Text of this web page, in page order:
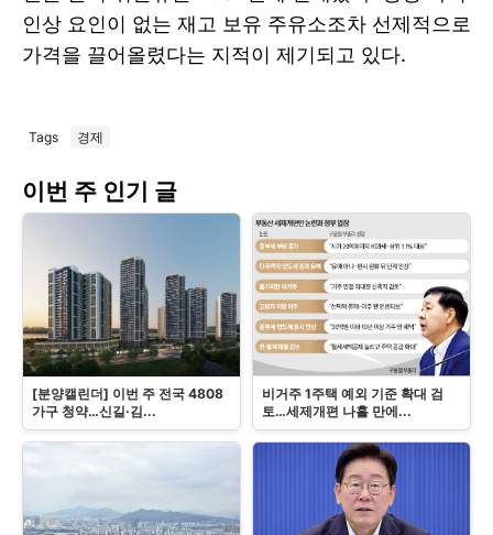
인상 요인이 없는 재고 보유 주유소조차 선제적으로
가격을 끌어올렸다는 지적이 제기되고 있다.
Tags 경제
이번 주 인기 글
[분양캘린더] 이번 주 전국 4808
가구 청약…신길·김...
비거주 1주택 예외 기준 확대 검
토…세제개편 나흘 만에...